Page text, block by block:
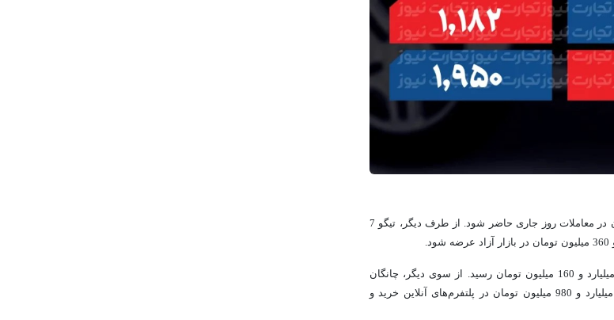
اکستریم QX نسبت به روز گذشته 200 میلیون تومان ارزان شد تا با نرخ 10 میلیارد تومان در معاملات روز جاری حاضر شود. از طرف دیگر، تیگو 7
هایما S7 پرو نسبت به روز گذشته 80 میلیون تومان ارزان شد و به نرخ معاملاتی چهار میلیارد و 160 میلیون تومان رسید. از سوی دیگر، چانگان
CS55 کاهش بهای 20 میلیون تومانی را پشت سر گذاشت تا در روز جاری با نرخ چهار میلیارد و 980 میلیون تومان در پلتفرم‌های آنلاین خرید و